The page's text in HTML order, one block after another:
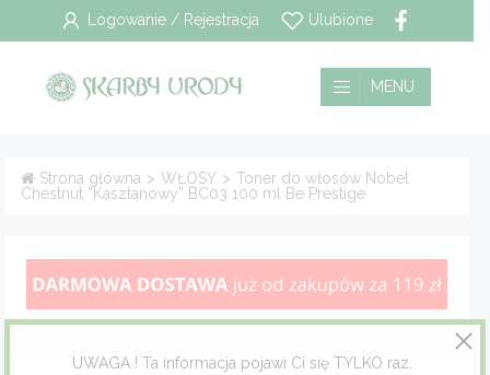
Logowanie / Rejestracja Ulubione
MENU
Strona główna > WŁOSY > Toner do włosów Nobel
Chestnut “Kasztanowy” BC03 100 ml Be Prestige
UWAGA ! Ta informacja pojawi Ci się TYLKO raz.
Wszystkie
Pielęgnacja twarzy
Pielęgnacja stóp
Pielęgnacja jamy ustnej
Płatność i dostawa
Regulamin